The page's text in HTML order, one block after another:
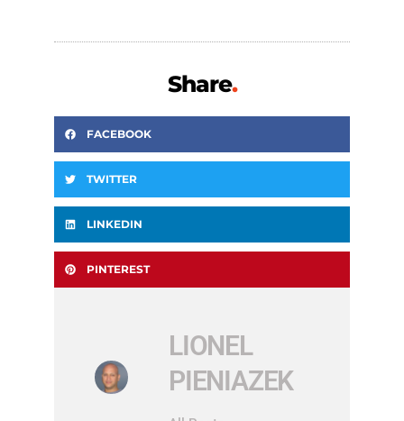
Share.
FACEBOOK
TWITTER
LINKEDIN
PINTEREST
LIONEL
PIENIAZEK